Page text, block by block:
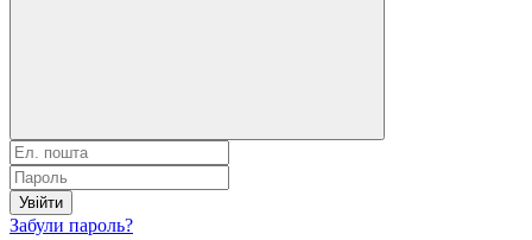
Увійти
Забули пароль?